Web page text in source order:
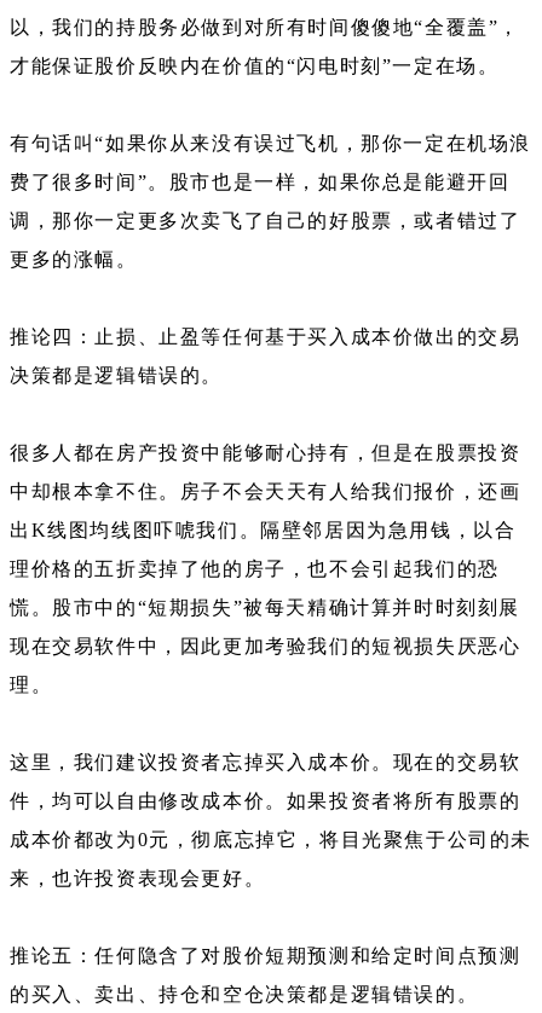
以，我们的持股务必做到对所有时间傻傻地“全覆盖”，
才能保证股价反映内在价值的“闪电时刻”一定在场。
有句话叫“如果你从来没有误过飞机，那你一定在机场浪
费了很多时间”。股市也是一样，如果你总是能避开回
调，那你一定更多次卖飞了自己的好股票，或者错过了
更多的涨幅。
推论四：止损、止盈等任何基于买入成本价做出的交易
决策都是逻辑错误的。
很多人都在房产投资中能够耐心持有，但是在股票投资
中却根本拿不住。房子不会天天有人给我们报价，还画
出K线图均线图吓唬我们。隔壁邻居因为急用钱，以合
理价格的五折卖掉了他的房子，也不会引起我们的恐
慌。股市中的“短期损失”被每天精确计算并时时刻刻展
现在交易软件中，因此更加考验我们的短视损失厌恶心
理。
这里，我们建议投资者忘掉买入成本价。现在的交易软
件，均可以自由修改成本价。如果投资者将所有股票的
成本价都改为0元，彻底忘掉它，将目光聚焦于公司的未
来，也许投资表现会更好。
推论五：任何隐含了对股价短期预测和给定时间点预测
的买入、卖出、持仓和空仓决策都是逻辑错误的。